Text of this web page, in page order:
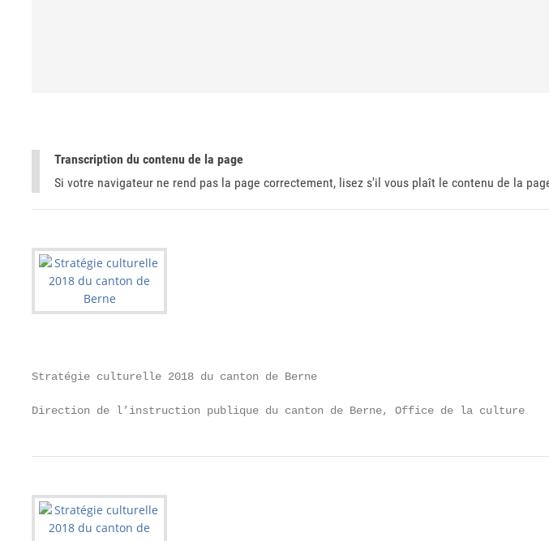
Transcription du contenu de la page
Si votre navigateur ne rend pas la page correctement, lisez s'il vous plaît le contenu de la
Stratégie culturelle 2018 du canton de Berne
Direction de l’instruction publique du canton de Berne, Office de la culture